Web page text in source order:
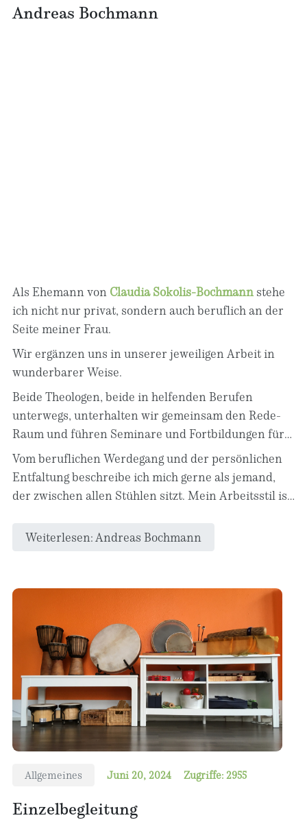
Andreas Bochmann
Als Ehemann von Claudia Sokolis-Bochmannstehe
ich nicht nur privat, sondern auch beruflich an der
Seite meiner Frau.
Wir ergänzen uns in unserer jeweiligen Arbeit in
wunderbarer Weise.
Beide Theologen, beide in helfenden Berufen
unterwegs, unterhalten wir gemeinsam den Rede-
Raum und führen Seminare und Fortbildungen für
Kirchengemeinden und freie Träger gerne
gemeinsam durch.
Vom beruflichen Werdegang und der persönlichen
Entfaltung beschreibe ich mich gerne als jemand,
der zwischen allen Stühlen sitzt. Mein Arbeitsstil ist
gegenüber unterschiedlichen Sichtweisen und
Fairness.
Weiterlesen: Andreas Bochmann
Allgemeines Juni 20, 2024 Zugriffe: 2955
Einzelbegleitung